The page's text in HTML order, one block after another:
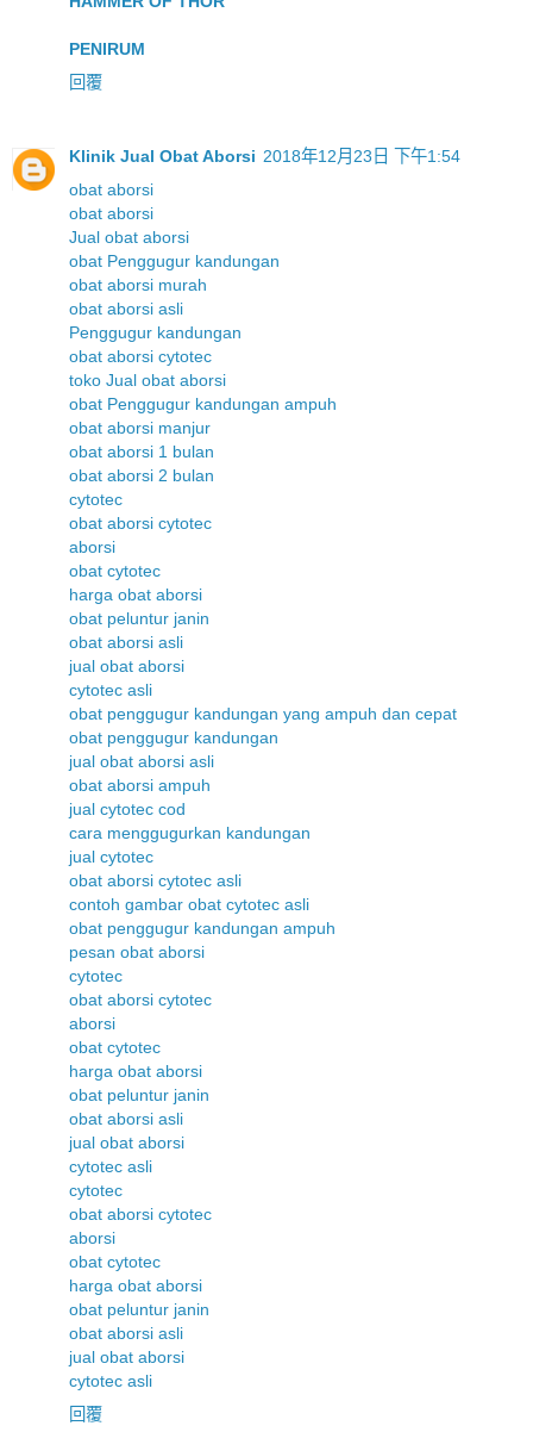
PENIRUM
回覆
Klinik Jual Obat Aborsi 2018年12月23日 下午1:54
obat aborsi
obat aborsi
Jual obat aborsi
obat Penggugur kandungan
obat aborsi murah
obat aborsi asli
Penggugur kandungan
obat aborsi cytotec
toko Jual obat aborsi
obat Penggugur kandungan ampuh
obat aborsi manjur
obat aborsi 1 bulan
obat aborsi 2 bulan
cytotec
obat aborsi cytotec
aborsi
obat cytotec
harga obat aborsi
obat peluntur janin
obat aborsi asli
jual obat aborsi
cytotec asli
obat penggugur kandungan yang ampuh dan cepat
obat penggugur kandungan
jual obat aborsi asli
obat aborsi ampuh
jual cytotec cod
cara menggugurkan kandungan
jual cytotec
obat aborsi cytotec asli
contoh gambar obat cytotec asli
obat penggugur kandungan ampuh
pesan obat aborsi
cytotec
obat aborsi cytotec
aborsi
obat cytotec
harga obat aborsi
obat peluntur janin
obat aborsi asli
jual obat aborsi
cytotec asli
cytotec
obat aborsi cytotec
aborsi
obat cytotec
harga obat aborsi
obat peluntur janin
obat aborsi asli
jual obat aborsi
cytotec asli
回覆